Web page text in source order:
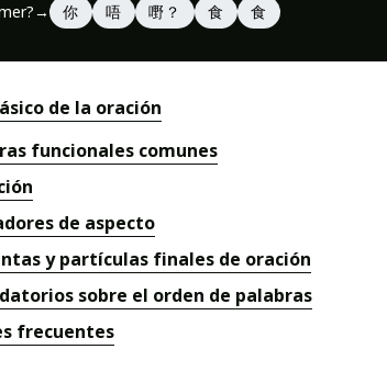
→ 你 唔 嘢？ 食 食
de la oración
funcionales comunes
de aspecto
y partículas finales de oración
sobre el orden de palabras
frecuentes